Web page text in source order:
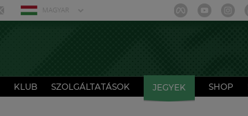
MAGYAR
KLUB SZOLGÁLTATÁSOK JEGYEK SHOP